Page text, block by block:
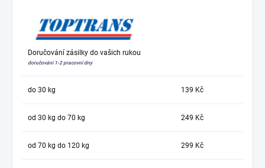
Doručování zásilky do vašich rukou
doručování 1-2 pracovní dny
do 30 kg 139 Kč
od 30 kg do 70 kg 249 Kč
od 70 kg do 120 kg 299 Kč